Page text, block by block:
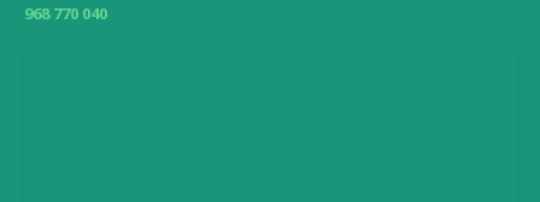
968 770 040